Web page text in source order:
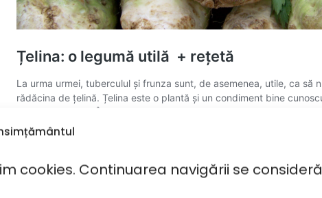
cookies. Continuarea navigării se consideră